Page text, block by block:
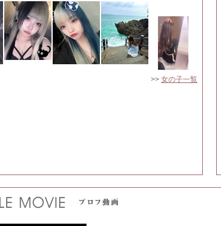
>> 女の子一覧